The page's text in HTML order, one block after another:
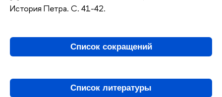
История Петра. С. 41-42.
Список сокращений
Список литературы